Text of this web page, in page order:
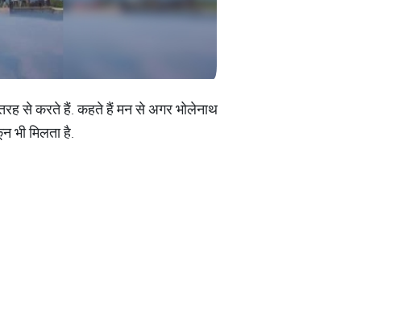
से करते हैं. कहते हैं मन से अगर भोलेनाथ
भी मिलता है.